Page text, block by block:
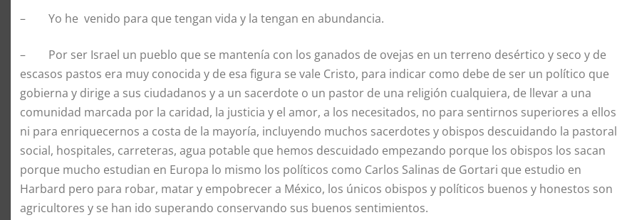
– Yo he venido para que tengan vida y la tengan en abundancia.
– Por ser Israel un pueblo que se mantenía con los ganados de ovejas en un terreno desértico y seco y de
escasos pastos era muy conocida y de esa figura se vale Cristo, para indicar como debe de ser un político que
gobierna y dirige a sus ciudadanos y a un sacerdote o un pastor de una religión cualquiera, de llevar a una
comunidad marcada por la caridad, la justicia y el amor, a los necesitados, no para sentirnos superiores a ellos
ni para enriquecernos a costa de la mayoría, incluyendo muchos sacerdotes y obispos descuidando la pastoral
social, hospitales, carreteras, agua potable que hemos descuidado empezando porque los obispos los sacan
porque mucho estudian en Europa lo mismo los políticos como Carlos Salinas de Gortari que estudio en
Harbard pero para robar, matar y empobrecer a México, los únicos obispos y políticos buenos y honestos son
agricultores y se han ido superando conservando sus buenos sentimientos.